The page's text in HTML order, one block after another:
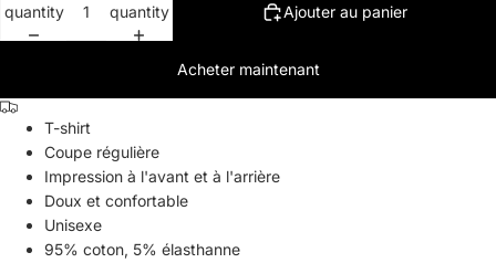
quantity
quantity
Ajouter au panier
Acheter maintenant
T-shirt
Coupe régulière
Impression à l'avant et à l'arrière
Doux et confortable
Unisexe
95% coton, 5% élasthanne